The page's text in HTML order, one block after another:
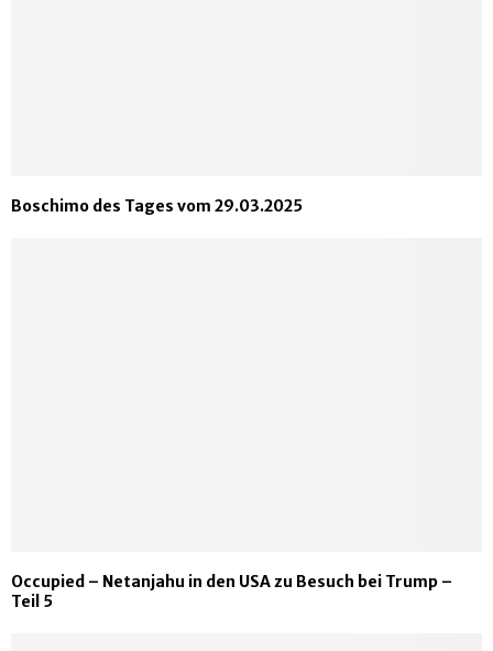
Boschimo des Tages vom 29.03.2025
Occupied – Netanjahu in den USA zu Besuch bei Trump –
Teil 5